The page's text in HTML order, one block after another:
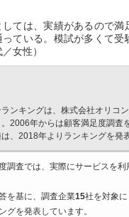
ては、実績があるので満
ている。模試が多くて受
女性）
ンキングは、株式会社オリコ
2006年からは顧客満足度調査
、2018年よりランキングを発
調査では、実際にサービスを利
を基に、調査企業15社を対象に
グを発表しています。